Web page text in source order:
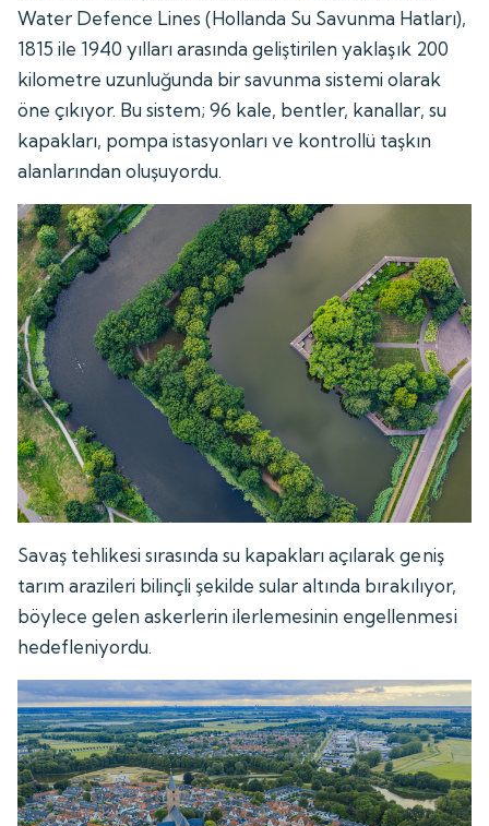
Water Defence Lines (Hollanda Su Savunma Hatları),
1815 ile 1940 yılları arasında geliştirilen yaklaşık 200
kilometre uzunluğunda bir savunma sistemi olarak
öne çıkıyor. Bu sistem; 96 kale, bentler, kanallar, su
kapakları, pompa istasyonları ve kontrollü taşkın
alanlarından oluşuyordu.
Savaş tehlikesi sırasında su kapakları açılarak geniş
tarım arazileri bilinçli şekilde sular altında bırakılıyor,
böylece gelen askerlerin ilerlemesinin engellenmesi
hedefleniyordu.